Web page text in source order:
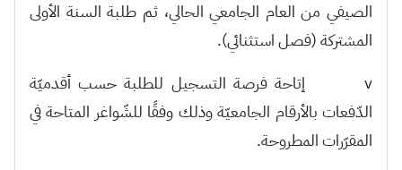
الصيفي من العام الجامعي الحالي، ثم طلبة السنة الأولى
المشتركة (فصل استثنائي).
v إتاحة فرصة التسجيل للطلبة حسب أقدميّة
الدّفعات بالأرقام الجامعيّة وذلك وفقًا للشّواغر المتاحة في
المقرّرات المطروحة.